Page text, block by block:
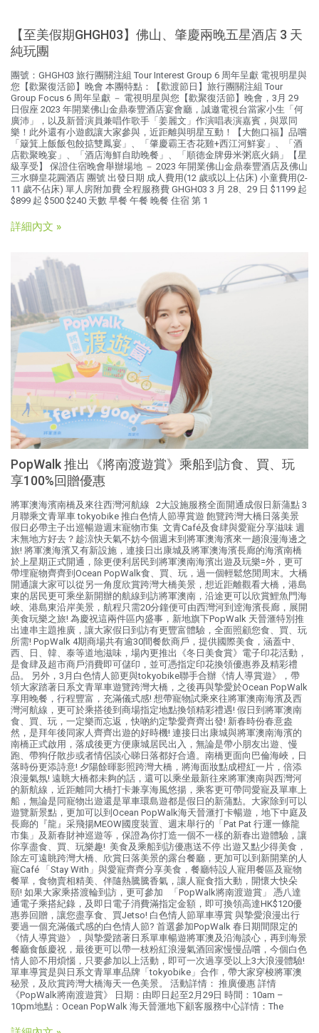
【至美假期GHGH03】佛山、肇慶兩晚五星酒店 3 天
純玩團
團號：GHGH03 旅行團關注組 Tour Interest Group 6 周年呈獻 電視明星與
您【歡聚復活節】晚會 本團特點：【歡渡節日】旅行團關注組 Tour
Group Focus 6 周年呈獻 － 電視明星與您【歡聚復活節】晚會，3月 29
日假座 2023 年開業佛山金鼎泰豐酒店宴會廳，誠邀電視台當家小生「何
廣沛」，以及新晉演員兼唱作歌手「姜麗文」作演唱表演嘉賓，與眾同
樂！此外還有小遊戲讓大家參與，近距離與明星互動！【大飽口福】品嚐
「簸箕上飯飯包餃掂雙鳳宴」、「肇慶霸王杏花雞+西江河鮮宴」、「酒
店歡聚晚宴」、「酒店海鮮自助晚餐」、「順德金牌毋米粥底火鍋」【星
級享受】 保證住宿晚會舉辦場地 － 2023 年開業佛山金鼎泰豐酒店及佛山
三水獅皇花圓酒店 團號 出發日期 成人費用(12 歲或以上佔床) 小童費用(2-
11 歲不佔床) 單人房附加費 全程服務費 GHGH03 3 月 28、29 日 $1199 起
$899 起 $500 $240 天數 早餐 午餐 晚餐 住宿 第 1
詳細內文 »
PopWalk 推出《將南渡遊賞》乘船到訪食、買、玩
享100%回贈優惠
將軍澳海濱南橋及來往西灣河航線 2大設施服務全面開通成假日新蒲點 3
月聯乘文青單車 tokyobike 推白色情人節導賞遊 飽覽跨灣大橋日落美景
假日必帶主子出巡暢遊週末寵物市集 文青Café及食肆與愛寵分享滋味 週
末無地方好去？趁涼快天氣不妨今個週末到將軍澳海濱來一趟浪漫海邊之
旅! 將軍澳海濱又有新設施，連接日出康城及將軍澳海濱長廊的海濱南橋
於上星期正式開通，除更便利居民到將軍澳南海濱出遊及玩樂=外，更可
帶埋寵物齊齊到Ocean PopWalk食、買、玩，過一個輕鬆悠閒周末。大橋
開通讓大家可以從另一角度欣賞跨灣大橋美景，想近距離觀看大橋，港島
東的居民更可乘坐新開辦的航線到訪將軍澳南，沿途更可以欣賞鯉魚門海
峽、港島東沿岸美景，航程只需20分鐘便可由西灣河到逹海濱長廊，展開
美食玩樂之旅! 為慶祝這兩件區內盛事，新地旗下PopWalk 天晉滙特別推
出連串主題推廣，讓大家假日到訪有更豐富體驗，全面照顧您食、買、玩
所需! PopWalk 4期商場共有逾30間餐飲商戶，提供國際美食，涵蓋中、
西、日、韓、泰等道地滋味，場內更推出《冬日美食賞》電子印花活動，
是食肆及超市商戶消費即可儲印，並可憑指定印花換領優惠券及精彩禮
品。 另外，3月白色情人節更與tokyobike聯手合辦《情人導賞遊》，帶
領大家踏著日系文青單車遊覽跨灣大橋，之後再與摯愛於Ocean PopWalk
享用晚餐，行程豐富，充滿儀式感! 想帶寵物試乘來往將軍澳南海濱及西
灣河航線，更可於乘搭後到商場指定地點換領精彩禮遇! 假日到將軍澳南
食、買、玩，一定樂而忘返，快啲約定摯愛齊齊出發! 新春時份春意盎
然，是拜年後同家人齊齊出遊的好時機! 連接日出康城與將軍澳南海濱的
南橋正式啟用，落成後更方便康城居民出入，無論是帶小朋友出遊、慢
跑、帶狗仔散步或者情侶談心睇日落都好合適。南橋更面向巴倫海峽，日
落時份更添詩意! 夕陽餘暉影照跨灣大橋，將海面妝點成橙紅一片，倍添
浪漫氣氛! 遠眺大橋都未夠的話，還可以乘坐最新往來將軍澳南與西灣河
的新航線，近距離同大橋打卡兼享海風悠揚，乘客更可帶同愛寵及單車上
船，無論是同寵物出遊還是單車環島遊都是假日的新蒲點。大家除到可以
遊覽新景點，更加可以到Ocean PopWalk海天晉滙打卡暢遊，地下中庭及
長廊的『龍』采飛揚MEOW國度裝置、週末舉行的「Pat Pat 行運一條龍
市集」及新春財神巡遊等，保證為你打造一個不一樣的新春出遊體驗，讓
你享盡食、買、玩樂趣! 美食及乘船到訪優惠送不停 出遊又點少得美食，
除左可遠眺跨灣大橋、欣賞日落美景的露台餐廳，更加可以到新開業的人
寵Café 「Stay With」與愛寵齊齊分享美食，餐廳特設人寵用餐區及寵物
餐單，食物賣相精美、伴隨熱騰騰香氣，讓人寵食指大動，開懷大快朵
頤! 如果大家乘搭渡輪到訪，更可參加 「PopWalk將南渡遊賞」 憑八達
通電子乘搭紀錄，及即日電子消費滿指定金額，即可換領高達HK$120優
惠券回贈，讓您盡享食、買Jetso! 白色情人節單車導賞 與摯愛浪漫出行
要過一個充滿儀式感的白色情人節? 首選參加PopWalk 春日期間限定的
《情人導賞遊》，與摯愛踏著日系單車暢遊將軍澳及沿海談心，再到海景
餐廳食飯慶祝，最後更可以帶一枝粉紅浪漫氣酒回家慢慢品嚐，今個白色
情人節不用煩惱，只要參加以上活動，即可一次過享受以上3大浪漫體驗!
單車導賞是與日系文青單車品牌「tokyobike」合作，帶大家穿梭將軍澳
秘景，及欣賞跨灣大橋海天一色美景。 活動詳情： 推廣優惠 詳情
《PopWalk將南渡遊賞》 日期：由即日起至2月29日 時間：10am –
10pm地點：Ocean PopWalk 海天晉滙地下顧客服務中心詳情：The